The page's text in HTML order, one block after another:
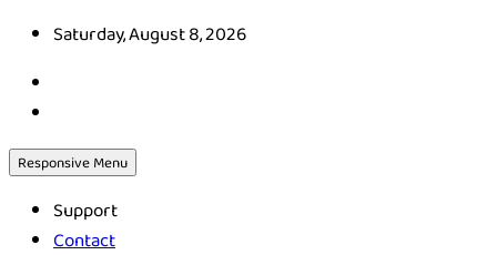
Skip
content
Saturday, August 8, 2026
Responsive Menu
Support
Contact